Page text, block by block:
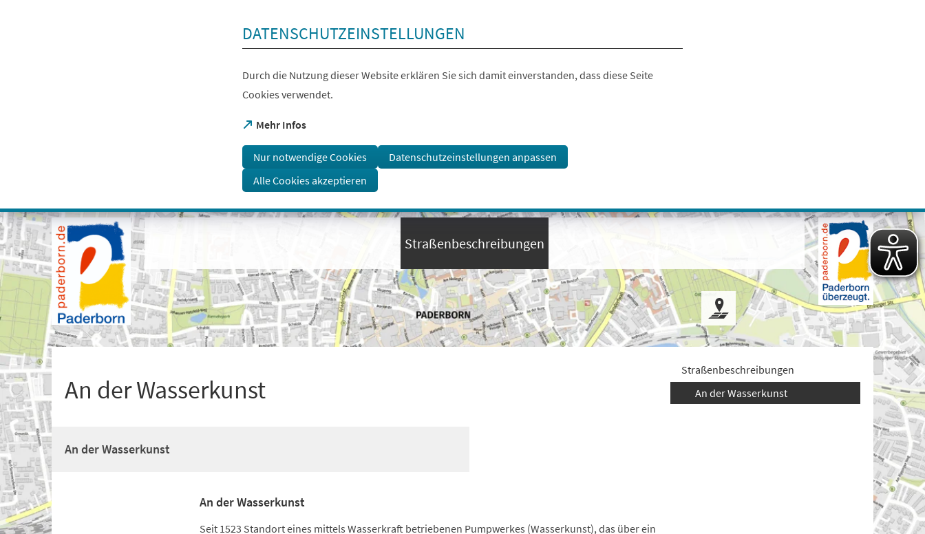
Visuelle
Assistenzsoftware
öffnen.
Mit
der
Tastatur
erreichbar
über
+
DATENSCHUTZEINSTELLUNGEN
Durch die Nutzung dieser Website erklären Sie sich damit einverstanden, dass diese Seite
Cookies verwendet.
Mehr Infos
(Öffnet
einem
neuen
Tab)
Nur notwendige Cookies
Datenschutzeinstellungen anpassen
Alle Cookies akzeptieren
Straßenbeschreibungen
An der Wasserkunst
An der Wasserkunst
An der Wasserkunst
Seit 1523 Standort eines mittels Wasserkraft betriebenen Pumpwerkes (Wasserkunst), das über ein
Straßenbeschreibungen
An der Wasserkunst